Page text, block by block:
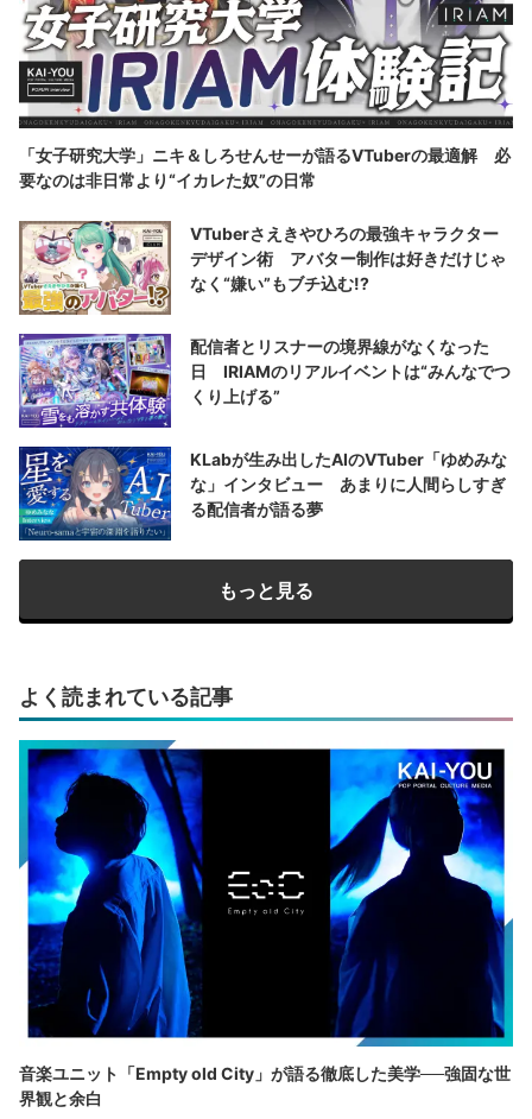
「女子研究大学」ニキ＆しろせんせーが語るVTuberの最適解 必
要なのは非日常より“イカレた奴”の日常
VTuberさえきやひろの最強キャラクター
デザイン術 アバター制作は好きだけじゃ
なく“嫌い”もブチ込む!?
配信者とリスナーの境界線がなくなった
日 IRIAMのリアルイベントは“みんなでつ
くり上げる”
KLabが生み出したAIのVTuber「ゆめみな
な」インタビュー あまりに人間らしすぎ
る配信者が語る夢
もっと見る
よく読まれている記事
音楽ユニット「Empty old City」が語る徹底した美学──強固な世
界観と余白